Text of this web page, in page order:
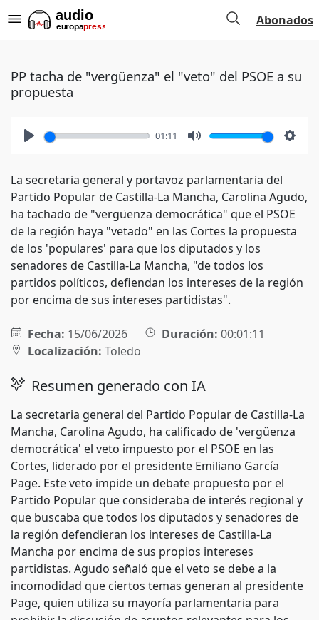
Abonados
PP tacha de "vergüenza" el "veto" del PSOE a su
propuesta
01:11
La secretaria general y portavoz parlamentaria del
Partido Popular de Castilla-La Mancha, Carolina Agudo,
ha tachado de "vergüenza democrática" que el PSOE
de la región haya "vetado" en las Cortes la propuesta
de los 'populares' para que los diputados y los
senadores de Castilla-La Mancha, "de todos los
partidos políticos, defiendan los intereses de la región
por encima de sus intereses partidistas".
Fecha: 15/06/2026 Duración: 00:01:11
Localización: Toledo
Resumen generado con IA
La secretaria general del Partido Popular de Castilla-La
Mancha, Carolina Agudo, ha calificado de 'vergüenza
democrática' el veto impuesto por el PSOE en las
Cortes, liderado por el presidente Emiliano García
Page. Este veto impide un debate propuesto por el
Partido Popular que consideraba de interés regional y
que buscaba que todos los diputados y senadores de
la región defendieran los intereses de Castilla-La
Mancha por encima de sus propios intereses
partidistas. Agudo señaló que el veto se debe a la
incomodidad que ciertos temas generan al presidente
Page, quien utiliza su mayoría parlamentaria para